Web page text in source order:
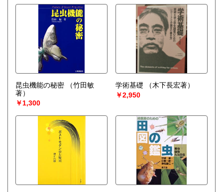
昆虫機能の秘密
（竹田敏
著）
￥1,300
学術基礎
（木下長宏著）
￥2,950